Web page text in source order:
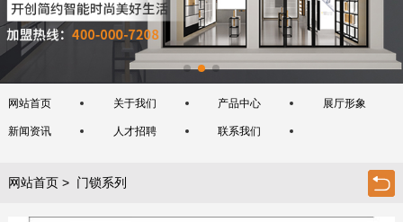
网站首页 关于我们 产品中心 展厅形象
新闻资讯 人才招聘 联系我们
网站首页> 门锁系列